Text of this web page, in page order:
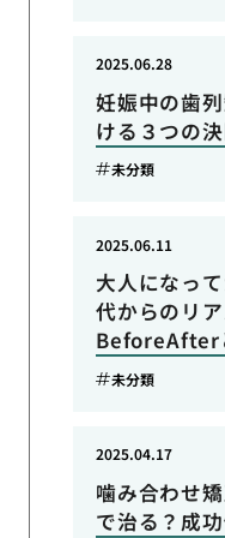
妊娠中の歯
ける３つの
2025.06.28
未分類
大人になっ
代からのリ
BeforeAfter
2025.06.11
未分類
噛み合わせ
で治る？成
2025.04.17